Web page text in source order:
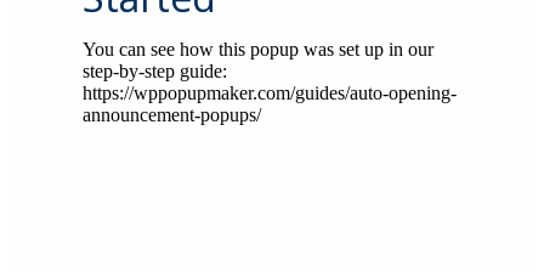
You can see how this popup was set up in our
step-by-step guide:
https://wppopupmaker.com/guides/auto-opening-
announcement-popups/